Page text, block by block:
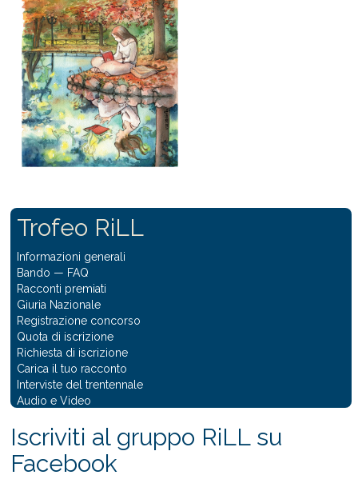
Trofeo RiLL
Informazioni generali
Bando — FAQ
Racconti premiati
Giuria Nazionale
Registrazione concorso
Quota di iscrizione
Richiesta di iscrizione
Carica il tuo racconto
Interviste del trentennale
Audio e Video
Iscriviti al gruppo RiLL su
Facebook